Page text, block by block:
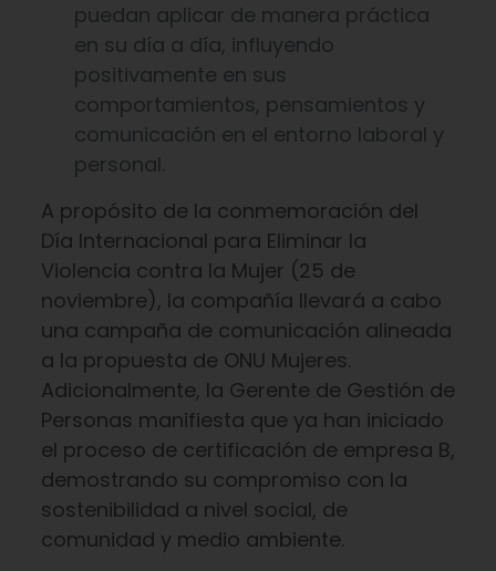
puedan aplicar de manera práctica
en su día a día, influyendo
positivamente en sus
comportamientos, pensamientos y
comunicación en el entorno laboral y
personal.
A propósito de la conmemoración del
Día Internacional para Eliminar la
Violencia contra la Mujer (25 de
noviembre), la compañía llevará a cabo
una campaña de comunicación alineada
a la propuesta de ONU Mujeres.
Adicionalmente, la Gerente de Gestión de
Personas manifiesta que ya han iniciado
el proceso de certificación de empresa B,
demostrando su compromiso con la
sostenibilidad a nivel social, de
comunidad y medio ambiente.